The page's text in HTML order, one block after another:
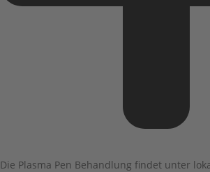
Die Plasma Pen Behandlung findet unter